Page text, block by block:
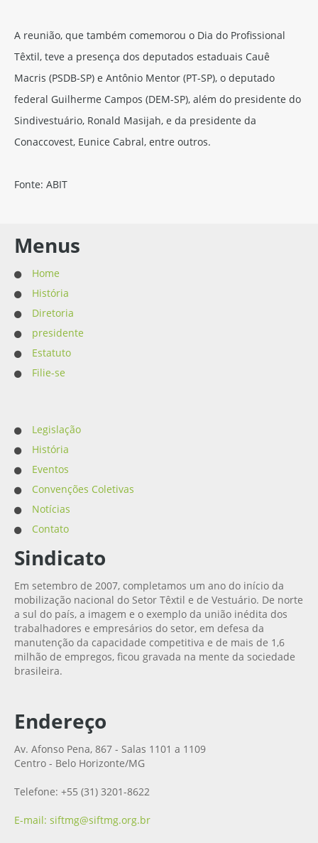
A reunião, que também comemorou o Dia do Profissional
Têxtil, teve a presença dos deputados estaduais Cauê
Macris (PSDB-SP) e Antônio Mentor (PT-SP), o deputado
federal Guilherme Campos (DEM-SP), além do presidente do
Sindivestuário, Ronald Masijah, e da presidente da
Conaccovest, Eunice Cabral, entre outros.
Fonte: ABIT
Menus
Home
História
Diretoria
presidente
Estatuto
Filie-se
Legislação
História
Eventos
Convenções Coletivas
Notícias
Contato
Sindicato
Em setembro de 2007, completamos um ano do início da
mobilização nacional do Setor Têxtil e de Vestuário. De norte
a sul do país, a imagem e o exemplo da união inédita dos
trabalhadores e empresários do setor, em defesa da
manutenção da capacidade competitiva e de mais de 1,6
milhão de empregos, ficou gravada na mente da sociedade
brasileira.
Endereço
Av. Afonso Pena, 867 - Salas 1101 a 1109
Centro - Belo Horizonte/MG
Telefone: +55 (31) 3201-8622
E-mail: siftmg@siftmg.org.br